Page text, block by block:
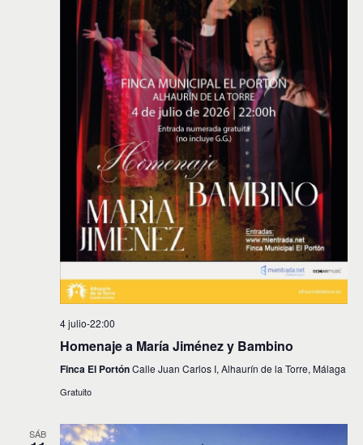
4 julio-22:00
Homenaje a María Jiménez y Bambino
Finca El PortónCalle Juan Carlos I, Alhaurín de la Torre, Málaga
Gratuito
SÁB